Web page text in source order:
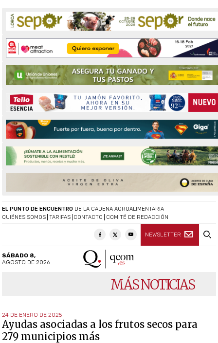
QUIÉNES SOMOS TARIFAS CONTACTO COMITÉ DE REDACCIÓN
NEWSLETTER
EL PUNTO DE ENCUENTRO DE LA CADENA AGROALIMENTARIA
SÁBADO 8,
AGOSTO DE 2026
MÁS NOTICIAS
24 DE ENERO DE 2025
Ayudas asociadas a los frutos secos para
279 municipios más